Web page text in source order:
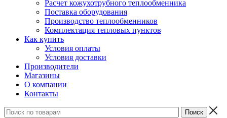
Расчет кожухотрубного теплообменника
Поставка оборудования
Производство теплообменников
Комплектация тепловых пунктов
Как купить
Условия оплаты
Условия доставки
Производители
Магазины
О компании
Контакты